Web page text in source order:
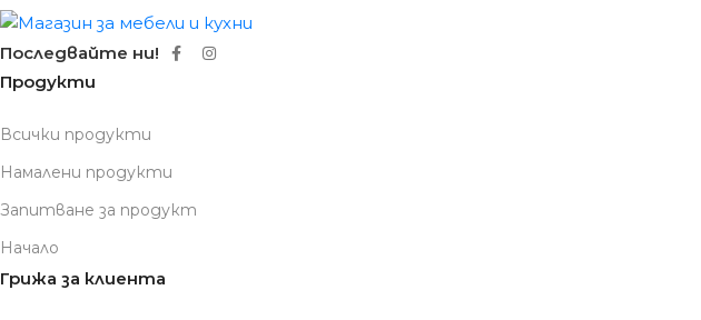
Последвайте ни!
Продукти
Всички продукти
Намалени продукти
Запитване за продукт
Начало
Грижа за клиента